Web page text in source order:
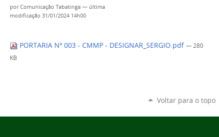
porComunicação Tabatinga — última
modificação 31/01/2024 14h00
PORTARIA Nº 003 - CMMP - DESIGNAR_SERGIO.pdf — 280
KB
Voltar para o topo